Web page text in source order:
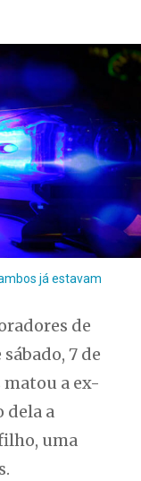
já estavam
de
7 de
matou a ex-
dela a
uma